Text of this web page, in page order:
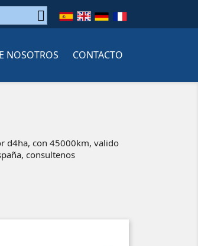

NOSOTROS CONTACTO
d4ha, con 45000km, valido
consultenos